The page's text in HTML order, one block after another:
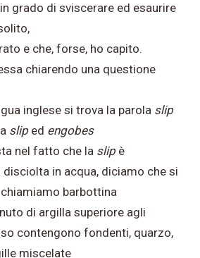
grado di sviscerare ed esaurire
e che, forse, ho capito.
chiarendo una questione
inglese si trova la parola slip
sliped engobes
nel fatto che la slipè
in acqua, diciamo che si
barbottina
di argilla superiore agli
contengono fondenti, quarzo,
miscelate